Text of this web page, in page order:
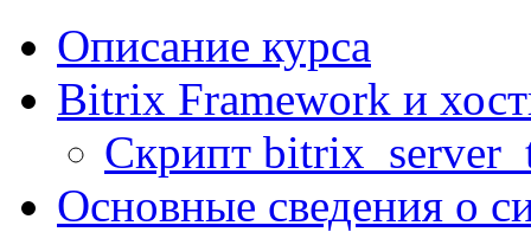
Описание курса
Bitrix Framework и
Скрипт
Основные сведения о